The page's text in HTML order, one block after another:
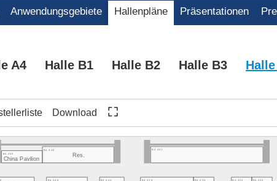
Anwendungsgebiete Hallenpläne Präsentationen
A4 Halle B1 Halle B2 Halle B3
Download
B4.446 B4.422
B4.438 B4.430
B4.444 B4.424
B4.455
China Pavilion
B4.445
Res.
B4.421